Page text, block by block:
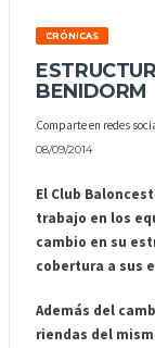
CRÓNICAS
BENIDORM
Comparte en redes
08/09/2014
El Club
trabajo en los
cambio en su
cobertura a sus
Además del
riendas del